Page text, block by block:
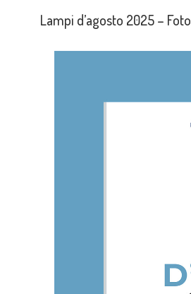
Lampi d’agosto 2025 – Foto